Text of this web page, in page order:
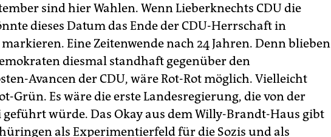
sind hier Wahlen. Wenn Lieberknechts CDU die
dieses Datum das Ende der CDU-Herrschaft in
Eine Zeitenwende nach 24 Jahren. Denn blieben
diesmal standhaft gegenüber den
Avancen der CDU, wäre Rot-Rot möglich. Vielleicht
Grün. Es wäre die erste Landesregierung, die von der
würde. Das Okay aus dem Willy-Brandt-Haus gibt
als Experimentierfeld für die Sozis und als